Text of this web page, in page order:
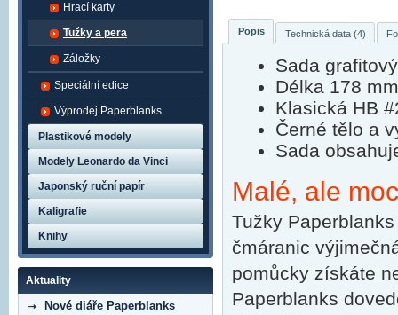
Popis Technická data (4)
Sada
Délka 178
Klasická HB
Černé tělo a
Sada
Malé, ale
Tužky
čmáranic
pomůcky získáte
Paperblanks
Hrací karty
Tužky a pera
Záložky
Speciální edice
Výprodej Paperblanks
Plastikové modely
Modely Leonardo da Vinci
Japonský ruční papír
Kaligrafie
Knihy
Aktuality
Nové diáře Paperblanks